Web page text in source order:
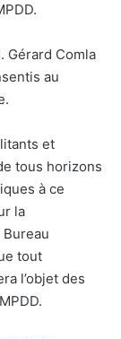
Gérard Comla
au
et
tous horizons
à ce
la
tout
l’objet des